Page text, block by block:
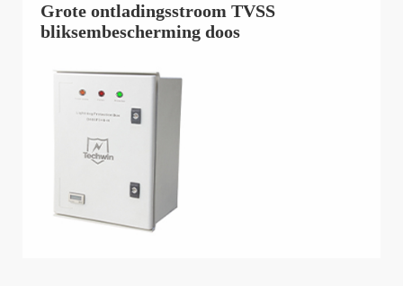
Grote ontladingsstroom TVSS
bliksembescherming doos